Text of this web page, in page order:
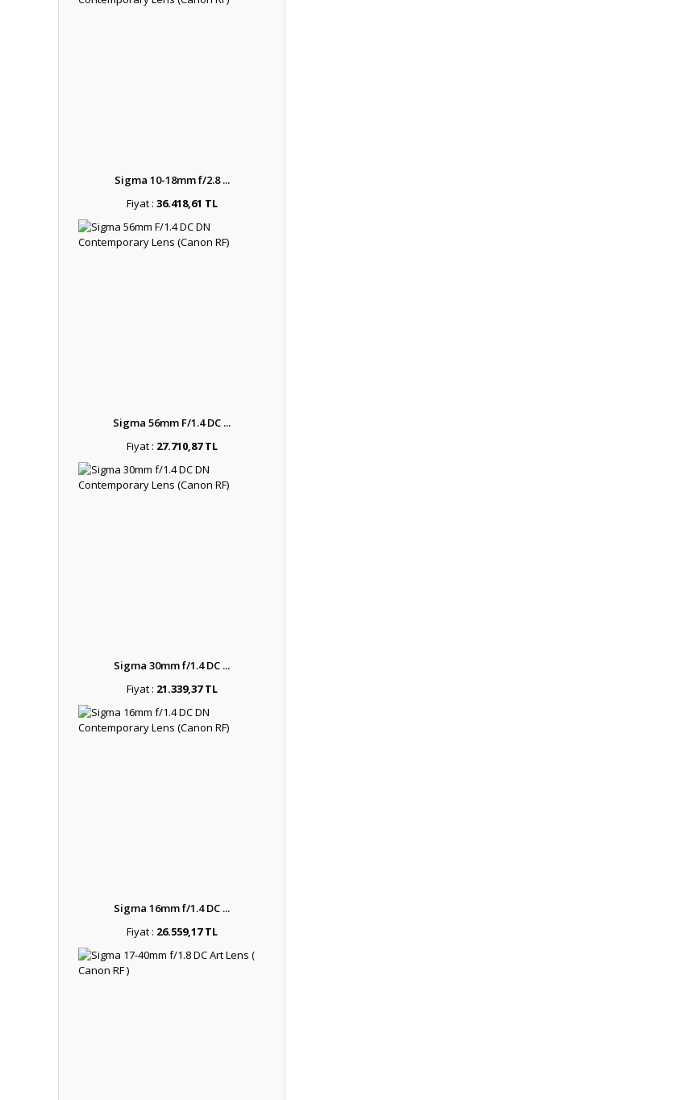
Sigma 10-18mm f/2.8 ...
Fiyat : 36.418,61 TL
Sigma 56mm F/1.4 DC ...
Fiyat : 27.710,87 TL
Sigma 30mm f/1.4 DC ...
Fiyat : 21.339,37 TL
Sigma 16mm f/1.4 DC ...
Fiyat : 26.559,17 TL